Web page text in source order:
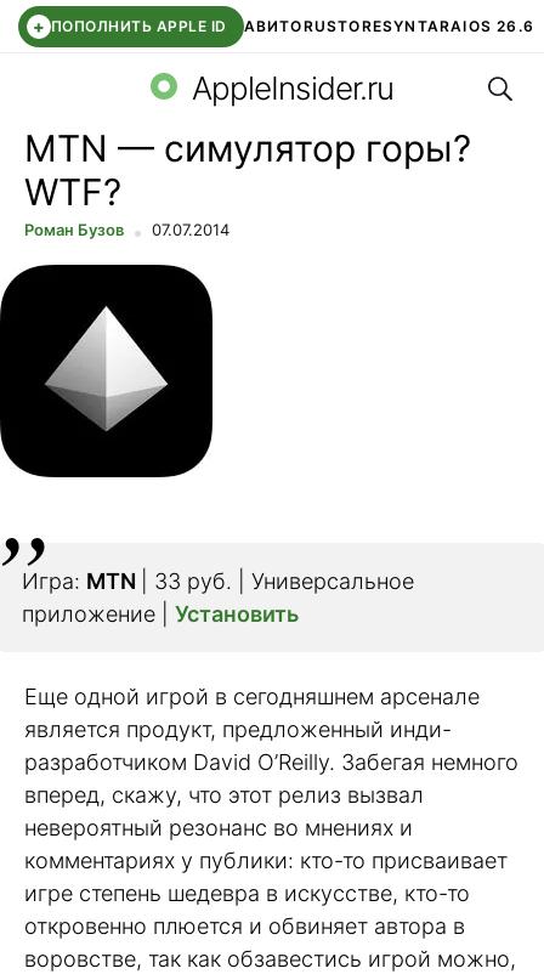
+ ПОПОЛНИТЬ APPLE ID АВИТОRUSTORESYNTARAIOS 26.6
СБЕР КИДС ЧАТ ROBLOXВТБ ОНЛАЙН
AppleInsider.ru
MTN — симулятор горы?
WTF?
Роман Бузов 07.07.2014
Игра: MTN
| 33 руб. | Универсальное
приложение | Установить
Еще одной игрой в сегодняшнем арсенале
является продукт, предложенный инди-
разработчиком David O’Reilly. Забегая немного
вперед, скажу, что этот релиз вызвал
невероятный резонанс во мнениях и
комментариях у публики: кто-то присваивает
игре степень шедевра в искусстве, кто-то
откровенно плюется и обвиняет автора в
воровстве, так как обзавестись игрой можно,